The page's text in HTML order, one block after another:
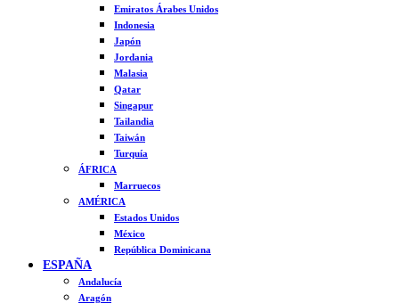
Emiratos Árabes Unidos
Indonesia
Japón
Jordania
Malasia
Qatar
Singapur
Tailandia
Taiwán
Turquía
ÁFRICA
Marruecos
AMÉRICA
Estados Unidos
México
República Dominicana
ESPAÑA
Andalucía
Aragón